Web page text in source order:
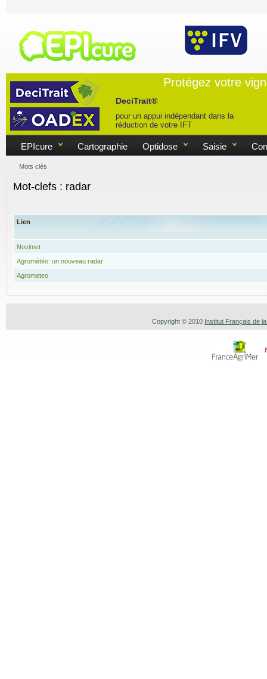
Protégez votre
DeciTrait®
pour un appui indépendant dans la
réduction de votre IFT
EPIcure Cartographie Optidose Saisie
Mots clés
Mot-clefs : radar
Lien
Novimet
Agrométéo: un nouveau radar
Agrometeo
Copyright © 2010 Institut Français de